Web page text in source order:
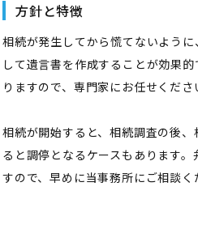
方針と特徴
相続が発生してから慌てないよう
して遺言書を作成することが効果
りますので、専門家にお任せくださ
相続が開始すると、相続調査の後
ると調停となるケースもあります
すので、早めに当事務所にご相談く